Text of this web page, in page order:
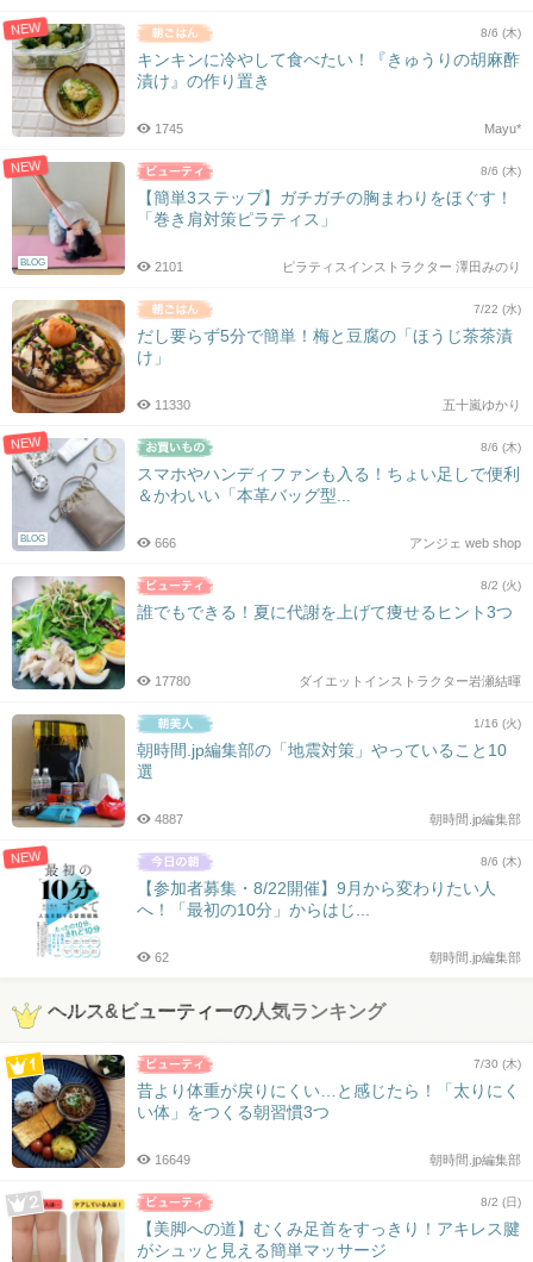
NEW 8/6 (木)
キンキンに冷やして食べたい！『きゅうりの胡麻酢
漬け』の作り置き
Mayu*
1745
NEW
BLOG
8/6 (木)
【簡単3ステップ】ガチガチの胸まわりをほぐす！
「巻き肩対策ピラティス」
ピラティスインストラクター 澤田みのり
2101
7/22 (水)
だし要らず5分で簡単！梅と豆腐の「ほうじ茶茶漬
け」
五十嵐ゆかり
11330
NEW
BLOG
8/6 (木)
スマホやハンディファンも入る！ちょい足しで便利
＆かわいい「本革バッグ型...
アンジェ web shop
666
8/2 (火)
誰でもできる！夏に代謝を上げて痩せるヒント3つ
ダイエットインストラクター岩瀬結暉
17780
1/16 (火)
朝時間.jp編集部の「地震対策」やっていること10
選
朝時間.jp編集部
4887
NEW 8/6 (木)
【参加者募集・8/22開催】9月から変わりたい人
へ！「最初の10分」からはじ...
朝時間.jp編集部
62
ヘルス&ビューティーの人気ランキング
7/30 (木)
昔より体重が戻りにくい…と感じたら！「太りにく
い体」をつくる朝習慣3つ
朝時間.jp編集部
16649
8/2 (日)
【美脚への道】むくみ足首をすっきり！アキレス腱
がシュッと見える簡単マッサージ